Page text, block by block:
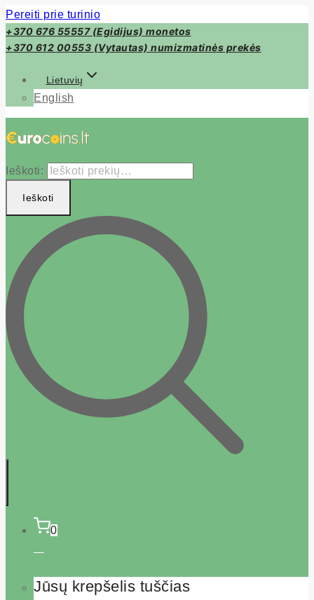
Pereiti prie turinio
+370 676 55557 (Egidijus) monetos
+370 612 00553 (Vytautas) numizmatinės prekės
Lietuvių
English
Ieškoti:
Ieškoti
0
Jūsų krepšelis tuščias